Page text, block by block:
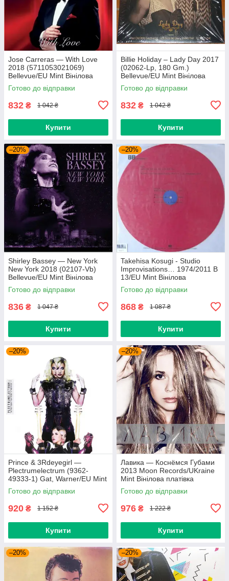
Jose Carreras — With Love
2018 (5711053021069)
Bellevue/EU Mint Вінілова
платівка (art.239665)
Готово до відправки
832 ₴ 1 042 ₴
Купити
Billie Holiday – Lady Day 2017
(02062-Lp, 180 Gm.)
Bellevue/EU Mint Вінілова
платівка (art.238958)
Готово до відправки
832 ₴ 1 042 ₴
Купити
–20%
Shirley Bassey — New York
New York 2018 (02107-Vb)
Bellevue/EU Mint Вінілова
платівка (art.238985)
Готово до відправки
836 ₴ 1 047 ₴
Купити
–20%
Takehisa Kosugi - Studio
Improvisations… 1974/2011 B
13/EU Mint Вінілова
пластинка (art.232754)
Готово до відправки
868 ₴ 1 087 ₴
Купити
–20%
Prince & 3Rdeyegirl —
Plectrumelectrum (9362-
49333-1) Gat, Warner/EU Mint
Вінілова платівка (art.220362)
Готово до відправки
920 ₴ 1 152 ₴
Купити
–20%
Лавика — Коснёмся Губами
2013 Moon Records/UKraine
Mint Вінілова платівка
(art.221702)
Готово до відправки
976 ₴ 1 222 ₴
Купити
–20% –20%